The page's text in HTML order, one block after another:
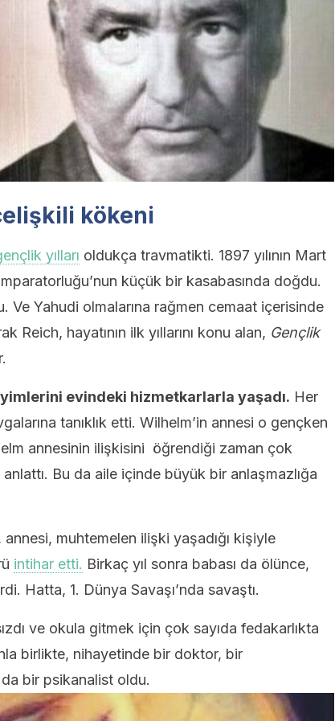
kökeni
yılları oldukça travmatikti. 1897 yılının Mart
küçük bir kasabasında doğdu.
Ve Yahudi olmalarına rağmen cemaat içerisinde
hayatının ilk yıllarını konu alan, Gençlik
evindeki hizmetkarlarla yaşadı. Her
tanıklık etti. Wilhelm’in annesi o gençken
annesinin ilişkisini öğrendiği zaman çok
Bu da aile içinde büyük bir anlaşmazlığa
muhtemelen ilişki yaşadığı kişiyle
intihar etti. Birkaç yıl sonra babası da ölünce,
Hatta, 1. Dünya Savaşı’nda savaştı.
ve okula gitmek için çok sayıda fedakarlıkta
birlikte, nihayetinde bir doktor, bir
bir psikanalist oldu.